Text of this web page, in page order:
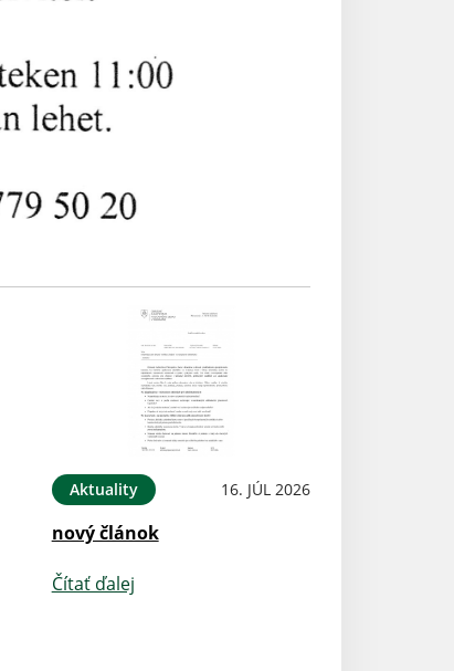
Aktuality 16. JÚL 2026
nový článok
Čítať ďalej